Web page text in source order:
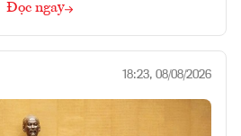
Đọc ngay
18:23, 08/08/2026